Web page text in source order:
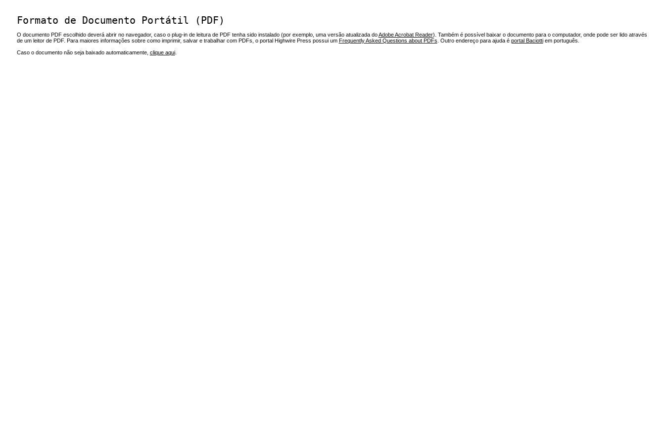
Formato de Documento Portátil (PDF)
O documento PDF escolhido deverá abrir no navegador, caso o plug-in de leitura de PDF tenha sido instalado (por exemplo, uma versão atualizada doAdobe Acrobat Reader). Também é possível baixar o documento para o computador, onde pode ser lido através
de um leitor de PDF. Para maiores informações sobre como imprimir, salvar e trabalhar com PDFs, o portal Highwire Press possui um Frequently Asked Questions about PDFs . Outro endereço para ajuda é portal Baciottiem português.
Caso o documento não seja baixado automaticamente, clique aqui.